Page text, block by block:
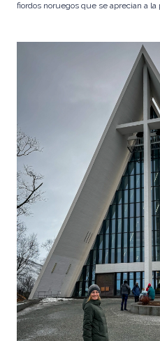
fiordos noruegos que se aprecian a